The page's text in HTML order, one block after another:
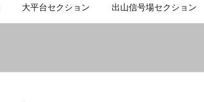
大平台セクション 出山信号場セクション